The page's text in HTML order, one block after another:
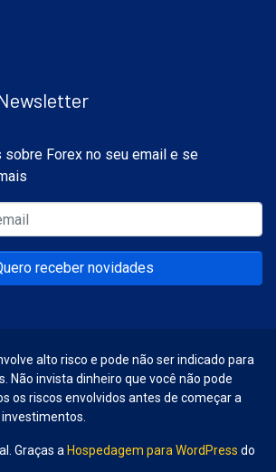
sobre Forex no seu email e se
receber novidades
alto risco e pode não ser indicado para
Não invista dinheiro que você não pode
os riscos envolvidos antes de começar a
Graças a Hospedagem para WordPress do